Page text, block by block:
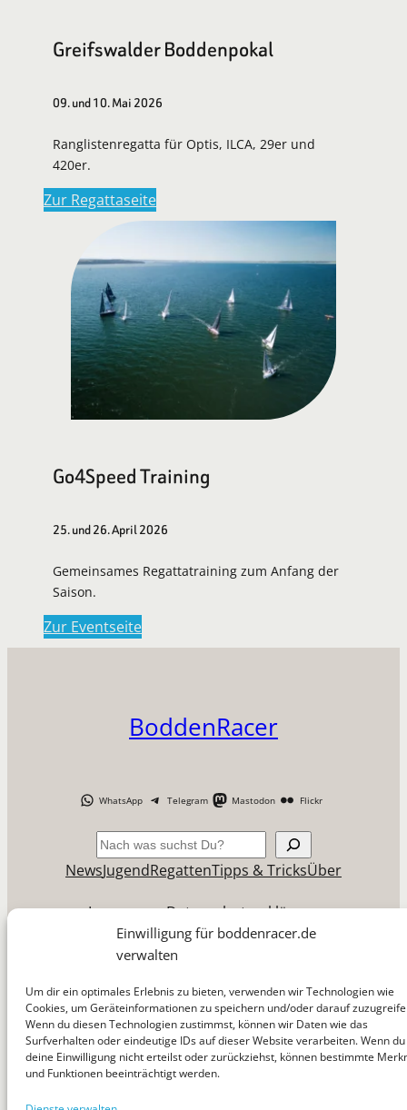
Einwilligung für boddenracer.de
verwalten
Um dir ein optimales Erlebnis zu bieten, verwenden wir Technologien wie
Cookies, um Geräteinformationen zu speichern und/oder darauf
Wenn du diesen Technologien zustimmst, können wir Daten wie das
Surfverhalten oder eindeutige IDs auf dieser Website verarbeiten. Wenn du
deine Einwilligung nicht erteilst oder zurückziehst, können bestimmte
und Funktionen beeinträchtigt werden.
Greifswalder Boddenpokal
09. und 10. Mai 2026
Ranglistenregatta für Optis, ILCA, 29er und
420er.
Zur Regattaseite
Go4Speed Training
25. und 26. April 2026
Gemeinsames Regattatraining zum Anfang der
Saison.
Zur Eventseite
BoddenRacer
WhatsApp Telegram Mastodon Flickr
Suchen
NewsJugendRegattenTipps & TricksÜber
ImpressumDatenschutzerklärung
Cookie-Richtlinie (EU)